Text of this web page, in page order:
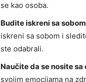
se kao osoba.
Budite iskreni sa sobom
iskreni sa sobom i
ste odabrali.
Naučite da se nosite sa
svojim emocijama na